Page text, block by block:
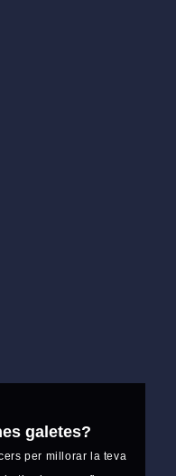
galetes?
per millorar la teva